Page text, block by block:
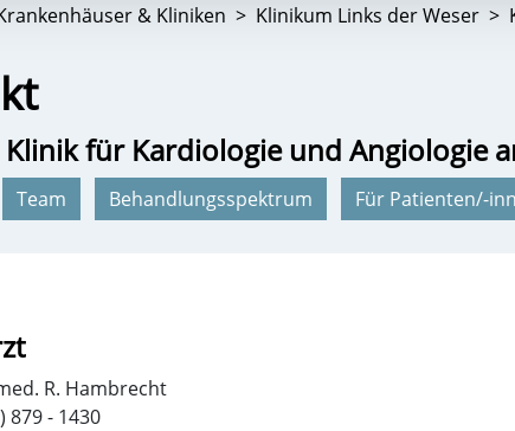
& Kliniken Klinikum Links der Weser
für Kardiologie und Angiologie
Team Behandlungsspektrum Für Patienten/-
R. Hambrecht
879 - 1430